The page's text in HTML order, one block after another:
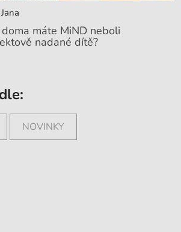
máte MiND neboli
nadané dítě?
NOVINKY